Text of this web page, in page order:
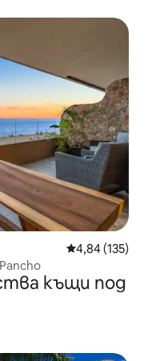
Средна
4,84 (135)
къщи под